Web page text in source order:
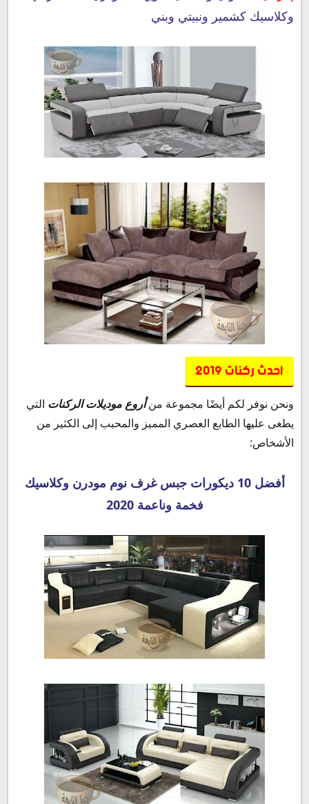
وكلاسيك كشمير ونبيتي وبني
احدث ركنات 2019
ونحن نوفر لكم أيضًا مجموعة منأروع موديلات الركنات التي
يطغى عليها الطابع العصري المميز والمحبب إلى الكثير من
الأشخاص:
أفضل 10 ديكورات جبس غرف نوم مودرن وكلاسيك
فخمة وناعمة 2020